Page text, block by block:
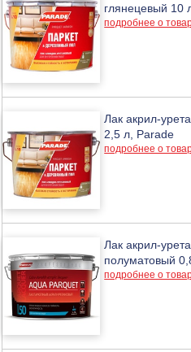
глянецевый 10
подробнее о
Лак акрил-
2,5 л, Parade
подробнее о
Лак акрил-
полуматовый
подробнее о